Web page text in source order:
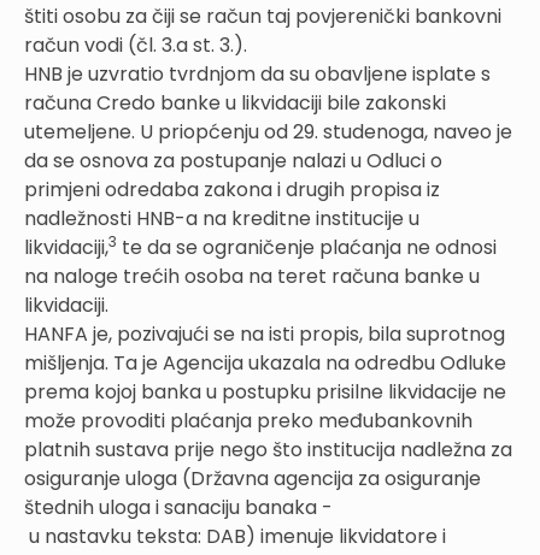
štiti osobu za čiji se račun taj povjerenički bankovni
račun vodi (čl. 3.a st. 3.).
HNB je uzvratio tvrdnjom da su obavljene isplate s
računa Credo banke u likvidaciji bile zakonski
utemeljene. U priopćenju od 29. studenoga, naveo je
da se osnova za postupanje nalazi u Odluci o
primjeni odredaba zakona i drugih propisa iz
nadležnosti HNB-a na kreditne institucije u
likvidaciji,3 te da se ograničenje plaćanja ne odnosi
na naloge trećih osoba na teret računa banke u
likvidaciji.
HANFA je, pozivajući se na isti propis, bila suprotnog
mišljenja. Ta je Agencija ukazala na odredbu Odluke
prema kojoj banka u postupku prisilne likvidacije ne
može provoditi plaćanja preko međubankovnih
platnih sustava prije nego što institucija nadležna za
osiguranje uloga (Državna agencija za osiguranje
štednih uloga i sanaciju banaka -
u nastavku teksta: DAB) imenuje likvidatore i